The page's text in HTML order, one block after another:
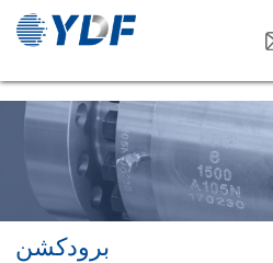
برودكشن